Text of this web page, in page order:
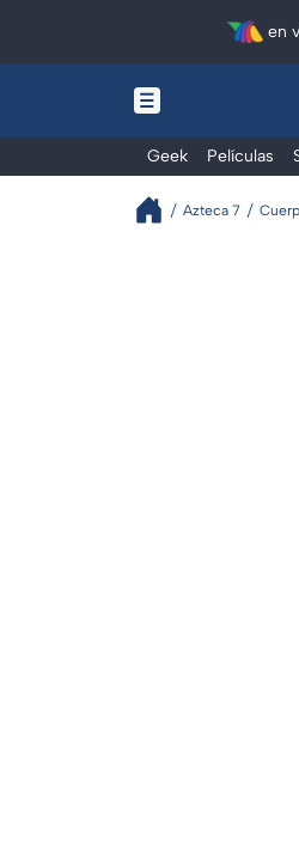
en
Geek Películas
Azteca 7